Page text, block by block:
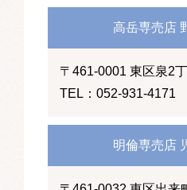
高岳専売店
〒461-0001 東区泉2
TEL：052-931-4171
明倫専売店